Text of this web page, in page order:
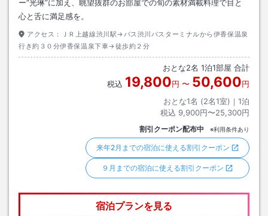
ー“光琳”に加え、眺望抜群のお部屋での旬の素材満載料理で目と
心と舌に満足感を。
アクセス：
ＪＲ上越線渋川駅→バス渋川バスターミナルから伊香保温泉
行き約３０分伊香保温泉下車→徒歩約２分
おとな2名 1泊1部屋 合計
税込 19,800円 〜 50,600円
おとな1名 (2名1室)｜ 1泊
税込 9,900円〜25,300円
割引クーポン配布中 ※利用条件あり
来年2月までの宿泊に使える割引クーポン
９月までの宿泊に使える割引クーポン
宿泊プランを見る